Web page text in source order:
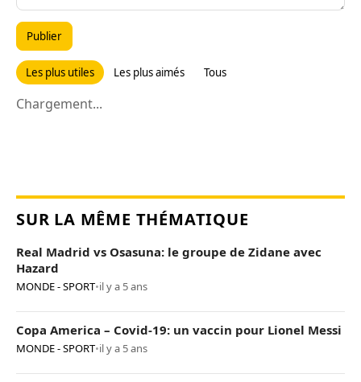
Publier
Les plus utiles Les plus aimés Tous
Chargement...
SUR LA MÊME THÉMATIQUE
Real Madrid vs Osasuna: le groupe de Zidane avec
Hazard
MONDE - SPORT•il y a 5 ans
Copa America – Covid-19: un vaccin pour Lionel Messi
MONDE - SPORT•il y a 5 ans